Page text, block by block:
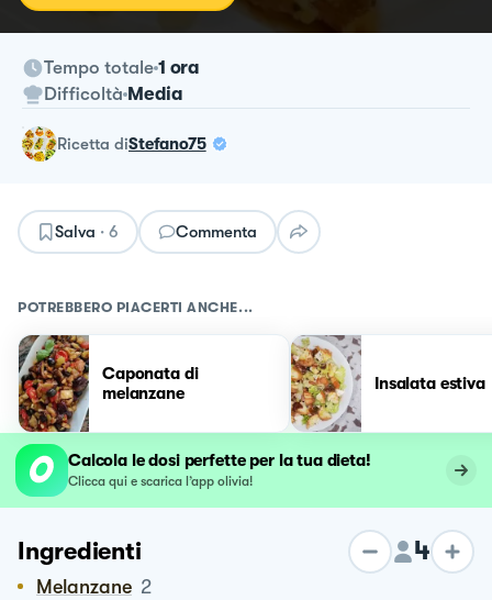
Tempo totale 1 ora
Difficoltà Media
ricetta diStefano75
Salva · 6 Commenta
POTREBBERO PIACERTI ANCHE...
Caponata di
melanzane
Insalata estiva
Calcola le dosi perfette per la tua dieta!
Clicca qui e scarica l’app olivia!
Ingredienti 4
Melanzane 2